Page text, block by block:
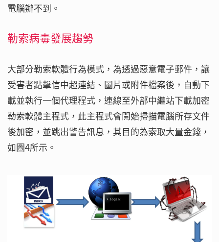
電腦辦不到。
勒索病毒發展趨勢
大部分勒索軟體行為模式，為透過惡意電子郵件，讓
受害者點擊信中超連結、圖片或附件檔案後，自動下
載並執行一個代理程式，連線至外部中繼站下載加密
勒索軟體主程式，此主程式會開始掃描電腦所存文件
後加密，並跳出警告訊息，其目的為索取大量金錢，
如圖4所示。